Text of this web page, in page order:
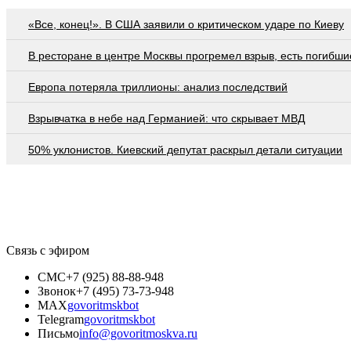
«Все, конец!». В США заявили о критическом ударе по Киеву
В ресторане в центре Москвы прогремел взрыв, есть
Европа потеряла триллионы: анализ последствий
Взрывчатка в небе над Германией: что скрывает МВД
50% уклонистов. Киевский депутат раскрыл детали ситуации
Связь с эфиром
СМС+7 (925) 88-88-948
Звонок+7 (495) 73-73-948
MAXgovoritmskbot
Telegramgovoritmskbot
Письмоinfo@govoritmoskva.ru